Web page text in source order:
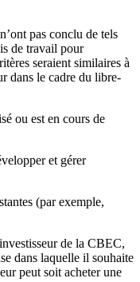
pas conclu de tels
de travail pour
seraient similaires à
dans le cadre du libre-
ou est en cours de
et gérer
(par exemple,
de la CBEC,
dans laquelle il souhaite
peut soit acheter une